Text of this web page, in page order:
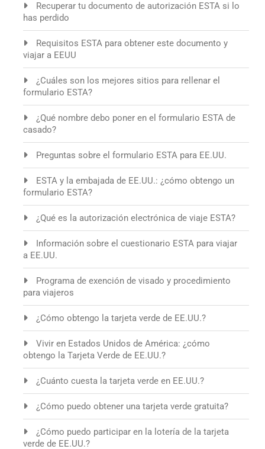
Recuperar tu documento de autorización ESTA si lo
has perdido
Requisitos ESTA para obtener este documento y
viajar a EEUU
¿Cuáles son los mejores sitios para rellenar el
formulario ESTA?
¿Qué nombre debo poner en el formulario ESTA de
casado?
Preguntas sobre el formulario ESTA para EE.UU.
ESTA y la embajada de EE.UU.: ¿cómo obtengo un
formulario ESTA?
¿Qué es la autorización electrónica de viaje ESTA?
Información sobre el cuestionario ESTA para viajar
a EE.UU.
Programa de exención de visado y procedimiento
para viajeros
¿Cómo obtengo la tarjeta verde de EE.UU.?
Vivir en Estados Unidos de América: ¿cómo
obtengo la Tarjeta Verde de EE.UU.?
¿Cuánto cuesta la tarjeta verde en EE.UU.?
¿Cómo puedo obtener una tarjeta verde gratuita?
¿Cómo puedo participar en la lotería de la tarjeta
verde de EE.UU.?